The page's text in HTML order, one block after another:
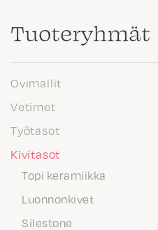
Tuote­ryhmät
Ovimallit
Vetimet
Työtasot
Kivitasot
Topi keramiikka
Luonnonkivet
Silestone